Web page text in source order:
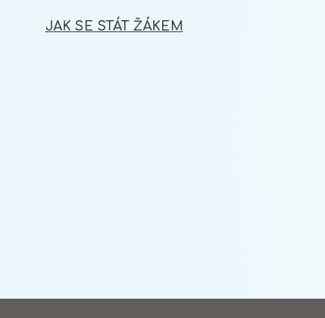
JAK SE STÁT ŽÁKEM